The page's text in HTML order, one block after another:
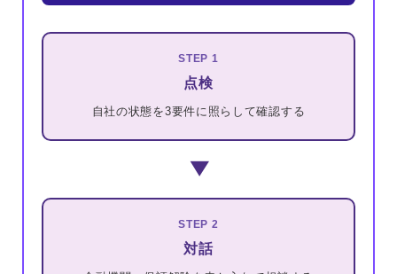
STEP 1
点検
自社の状態を3要件に照らして確認する
▶
STEP 2
対話